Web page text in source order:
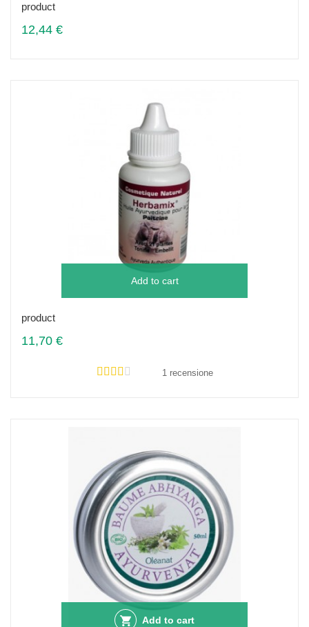
product
12,44 €
Add to cart
product
11,70 €
1 recensione
Add to cart